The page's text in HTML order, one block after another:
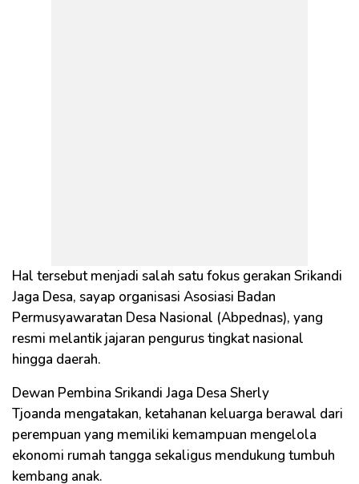
Hal tersebut menjadi salah satu fokus gerakan Srikandi
Jaga Desa, sayap organisasi Asosiasi Badan
Permusyawaratan Desa Nasional (Abpednas), yang
resmi melantik jajaran pengurus tingkat nasional
hingga daerah.
Dewan Pembina Srikandi Jaga Desa Sherly
Tjoanda mengatakan, ketahanan keluarga berawal dari
perempuan yang memiliki kemampuan mengelola
ekonomi rumah tangga sekaligus mendukung tumbuh
kembang anak.